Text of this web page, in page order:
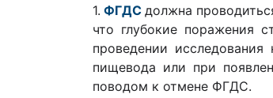
1. ФГДС должна
что глубокие поражения
проведении
пищевода или при
поводом к отмене ФГДС.